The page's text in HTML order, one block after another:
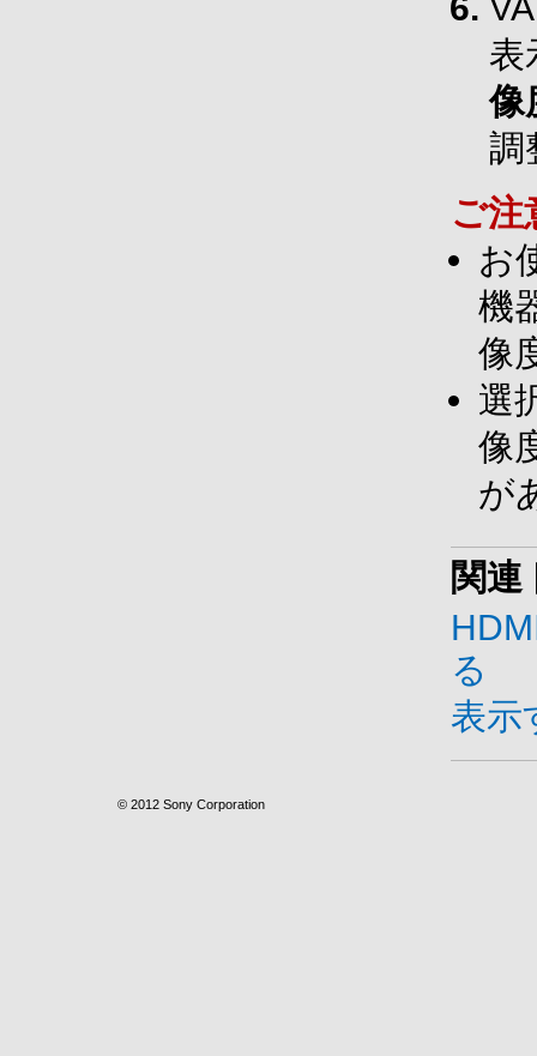
表
像
調
ご注
お
機
像
選
像
が
関連
る
表示
© 2012 Sony Corporation